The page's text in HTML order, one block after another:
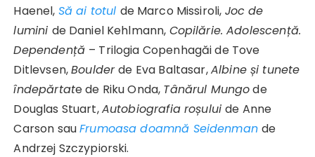
Haenel, Să ai totul de Marco Missiroli, Joc de
lumini de Daniel Kehlmann, Copilărie. Adolescență.
Dependență – Trilogia Copenhagăi de Tove
Ditlevsen,Boulderde Eva Baltasar,Albine și tunete
îndepărtate de Riku Onda, Tânărul Mungode
Douglas Stuart,Autobiografia roșuluide Anne
Carson sauFrumoasa doamnă Seidenmande
Andrzej Szczypiorski.